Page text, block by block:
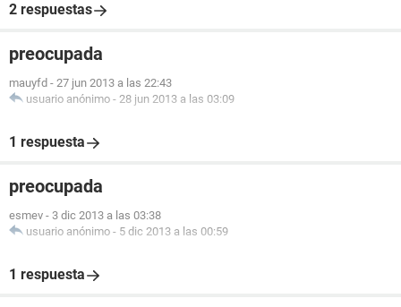
2 respuestas
preocupada
mauyfd - 27 jun 2013 a las 22:43
usuario anónimo - 28 jun 2013 a las 03:09
1 respuesta
preocupada
esmev - 3 dic 2013 a las 03:38
usuario anónimo - 5 dic 2013 a las 00:59
1 respuesta